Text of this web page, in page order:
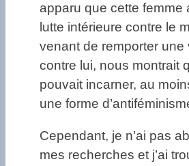
apparu que cette femme
lutte intérieure contre le
venant de remporter une
contre lui, nous montrait
pouvait incarner, au
une forme
Cependant, je n’ai pas
mes recherches et j’ai